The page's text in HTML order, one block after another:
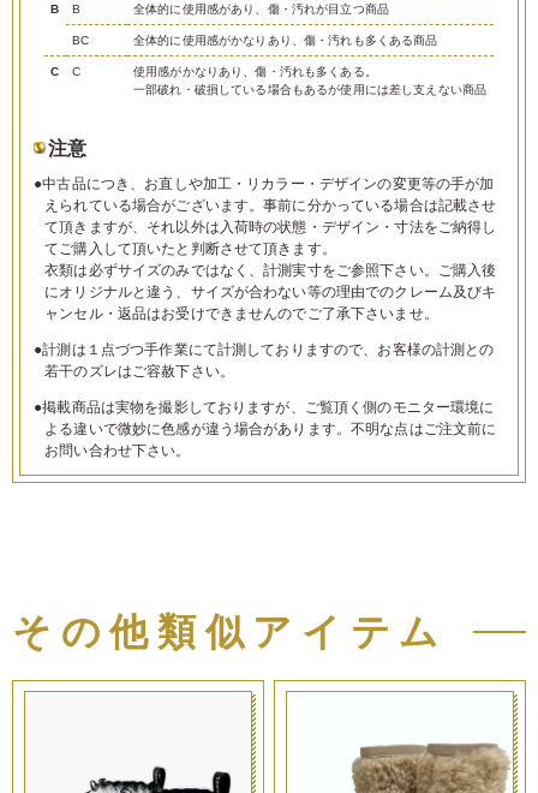
B B 全体的に使用感があり、傷・汚れが目立つ商品
BC 全体的に使用感がかなりあり、傷・汚れも多くある商品
C C
使用感がかなりあり、傷・汚れも多くある。
一部破れ・破損している場合もあるが使用には差し支えない商品
注意
●中古品につき、お直しや加工・リカラー・デザインの変更等の手が加
えられている場合がございます。事前に分かっている場合は記載させ
て頂きますが、それ以外は入荷時の状態・デザイン・寸法をご納得し
てご購入して頂いたと判断させて頂きます。
衣類は必ずサイズのみではなく、計測実寸をご参照下さい。ご購入後
にオリジナルと違う、サイズが合わない等の理由でのクレーム及びキ
ャンセル・返品はお受けできませんのでご了承下さいませ。
●計測は１点づつ手作業にて計測しておりますので、お客様の計測との
若干のズレはご容赦下さい。
●掲載商品は実物を撮影しておりますが、ご覧頂く側のモニター環境に
よる違いで微妙に色感が違う場合があります。不明な点はご注文前に
お問い合わせ下さい。
その他類似アイテム